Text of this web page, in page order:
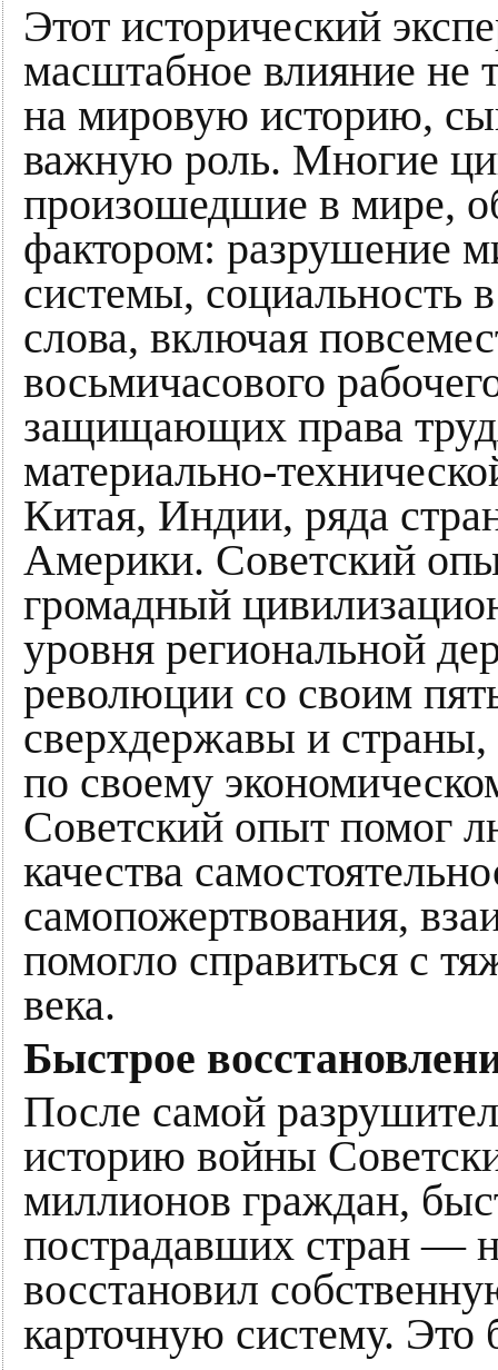
Этот исторический
масштабное влияние не
на мировую историю,
важную роль. Многие
произошедшие в мире,
фактором: разрушение
системы, социальность
слова, включая
восьмичасового
защищающих права
материально-
Китая, Индии, ряда
Америки. Советский
громадный
уровня региональной
революции со своим
сверхдержавы и
по своему
Советский опыт помог
качества
самопожертвования,
помогло справиться с
века.
Быстрое
После самой
историю войны
миллионов граждан,
пострадавших стран —
восстановил
карточную систему.